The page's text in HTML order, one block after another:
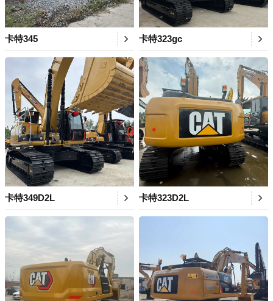
卡特345 卡特323gc
卡特349D2L 卡特323D2L